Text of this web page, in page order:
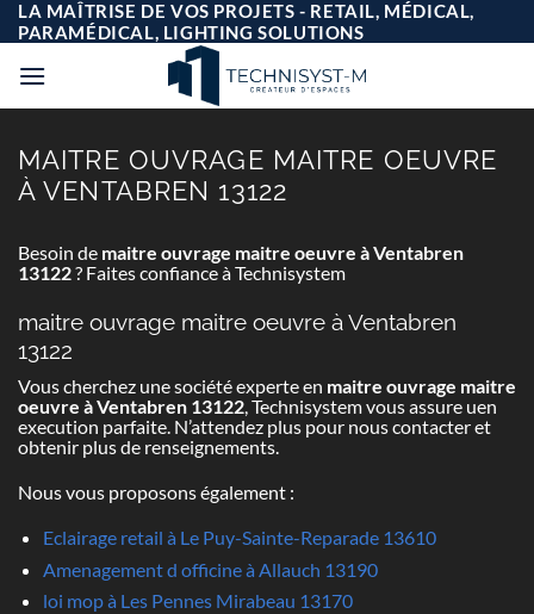
Passer
au
contenu
LA MAÎTRISE DE VOS PROJETS - RETAIL, MÉDICAL,
PARAMÉDICAL, LIGHTING SOLUTIONS
MAITRE OUVRAGE MAITRE OEUVRE
À VENTABREN 13122
Besoin de maitre ouvrage maitre oeuvre à Ventabren
13122? Faites confiance à Technisystem
maitre ouvrage maitre oeuvre à Ventabren
13122
Vous cherchez une société experte en maitre ouvrage maitre
oeuvre à Ventabren 13122, Technisystem vous assure uen
execution parfaite. N’attendez plus pour nous contacter et
obtenir plus de renseignements.
Nous vous proposons également :
Eclairage retail à Le Puy-Sainte-Reparade 13610
Amenagement d officine à Allauch 13190
loi mop à Les Pennes Mirabeau 13170